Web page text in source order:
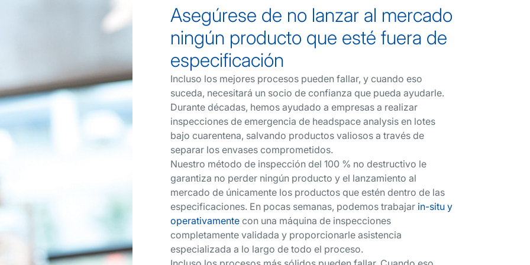
Asegúrese de no lanzar al mercado
ningún producto que esté fuera de
especificación
Incluso los mejores procesos pueden fallar, y cuando eso
suceda, necesitará un socio de confianza que pueda ayudarle.
Durante décadas, hemos ayudado a empresas a realizar
inspecciones de emergencia de headspace analysis en lotes
bajo cuarentena, salvando productos valiosos a través de
separar los envases comprometidos.
Nuestro método de inspección del 100 % no destructivo le
garantiza no perder ningún producto y el lanzamiento al
mercado de únicamente los productos que estén dentro de las
especificaciones. En pocas semanas, podemos trabajar in-situ y
operativamente con una máquina de inspecciones
completamente validada y proporcionarle asistencia
especializada a lo largo de todo el proceso.